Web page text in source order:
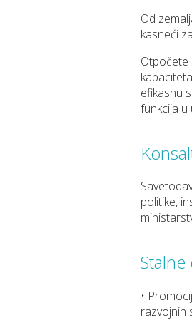
Od
kasneći
Otpočete
efikasnu
funkcija u
politike,
•
razvojnih